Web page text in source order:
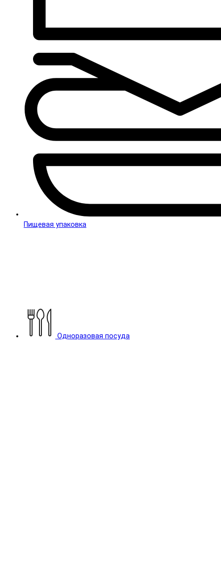
Пищевая упаковка
Одноразовая посуда